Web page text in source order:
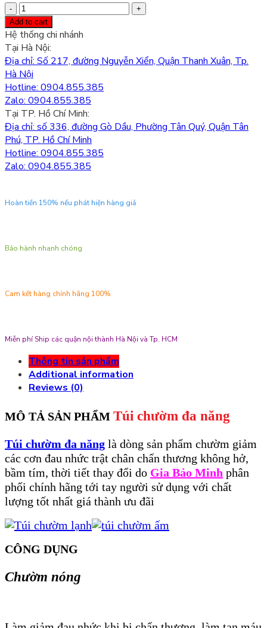
Túi
chườm
đa
năng
HƯỚNG
DƯƠNG
đủ
các
kích
thước
nhỏ
và
lớn
Add to cart
Hệ thống chi nhánh
Tại Hà Nội:
Địa chỉ: Số 217, đường Nguyễn Xiển, Quận Thanh Xuân, Tp.
Hà Nội
Hotline: 0904.855.385
Zalo: 0904.855.385
Tại TP. Hồ Chí Minh:
Địa chỉ: số 336, đường Gò Dầu, Phường Tân Quý, Quận Tân
Phú, TP. Hồ Chí Minh
Hotline: 0904.855.385
Zalo: 0904.855.385
Hoàn tiền 150% nếu phát hiện hàng giả
Bảo hành nhanh chóng
Cam kết hàng chính hãng 100%
Miễn phí Ship các quận nội thành Hà Nội và Tp. HCM
Thông tin sản phẩm
Additional information
Reviews (0)
MÔ TẢ SẢN PHẨM Túi chườm đa năng
Túi chườm đa năng là dòng sản phẩm chườm giảm
các cơn đau nhức trật chân chấn thương không hở,
bầm tím, thời tiết thay đổi do Gia Bảo Minh phân
phối chính hãng tới tay người sử dụng với chất
lượng tốt nhất giá thành ưu đãi
CÔNG DỤNG
Chườm nóng